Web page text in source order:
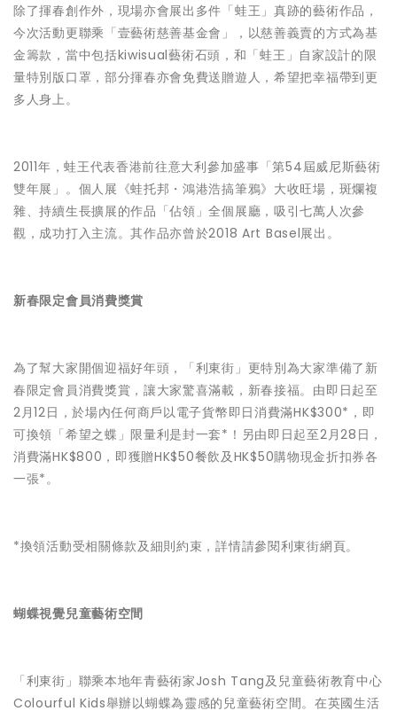
除了揮春創作外，現場亦會展出多件「蛙王」真跡的藝術作品，
今次活動更聯乘「壹藝術慈善基金會」，以慈善義賣的方式為基
金籌款，當中包括kiwisual藝術石頭，和「蛙王」自家設計的限
量特別版口罩，部分揮春亦會免費送贈遊人，希望把幸福帶到更
多人身上。
2011年，蛙王代表香港前往意大利參加盛事「第54屆威尼斯藝術
雙年展」。個人展《蛙托邦・鴻港浩搞筆鴉》大收旺場，斑爛複
雜、持續生長擴展的作品「佔領」全個展廳，吸引七萬人次參
觀，成功打入主流。其作品亦曾於2018 Art Basel展出。
新春限定會員消費獎賞
為了幫大家開個迎福好年頭，「利東街」更特別為大家準備了新
春限定會員消費獎賞，讓大家驚喜滿載，新春接福。由即日起至
2月12日，於場內任何商戶以電子貨幣即日消費滿HK$300*，即
可換領「希望之蝶」限量利是封一套*！另由即日起至2月28日，
消費滿HK$800，即獲贈HK$50餐飲及HK$50購物現金折扣券各
一張*。
*換領活動受相關條款及細則約束，詳情請參閱利東街網頁。
蝴蝶視覺兒童藝術空間
「利東街」聯乘本地年青藝術家Josh Tang及兒童藝術教育中心
Colourful Kids舉辦以蝴蝶為靈感的兒童藝術空間。在英國生活